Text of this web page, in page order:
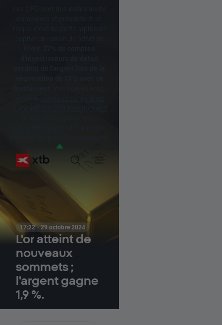
17:22 · 29 octobre 2024
L'or atteint de
nouveaux
sommets ;
l'argent gagne
1,9 %.